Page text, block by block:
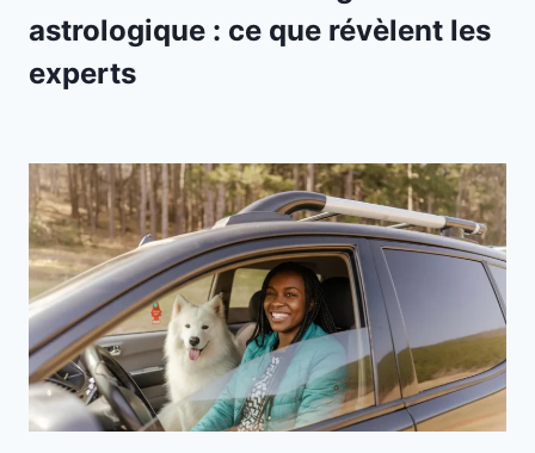
astrologique : ce que révèlent les
experts